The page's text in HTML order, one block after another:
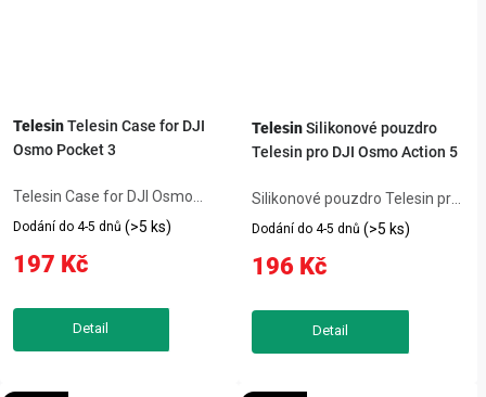
Telesin Telesin Case for DJI
Osmo Pocket 3
Dodání do 4-5 dnů (>5 ks)
197 Kč
Telesin Case for DJI Osmo
Pocket 3 je praktický produkt,
který usnadní každodenní
používání kompatibilního
parametry patří Materiál: EVA,
Barva: černá,...
Telesin Silikonové pouzdro
Telesin pro DJI Osmo Action 5
Dodání do 4-5 dnů (>5 ks)
196 Kč
Silikonové pouzdro Telesin pro
DJI Osmo Action 5 pomůže
chránit zařízení před
poškrábáním, nečistotami a
svou kameru DJI Osmo Action
5 Pro, 4 nebo 3...